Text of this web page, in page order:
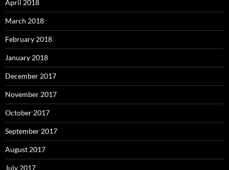
April 2018
March 2018
February 2018
January 2018
December 2017
November 2017
October 2017
September 2017
August 2017
July 2017